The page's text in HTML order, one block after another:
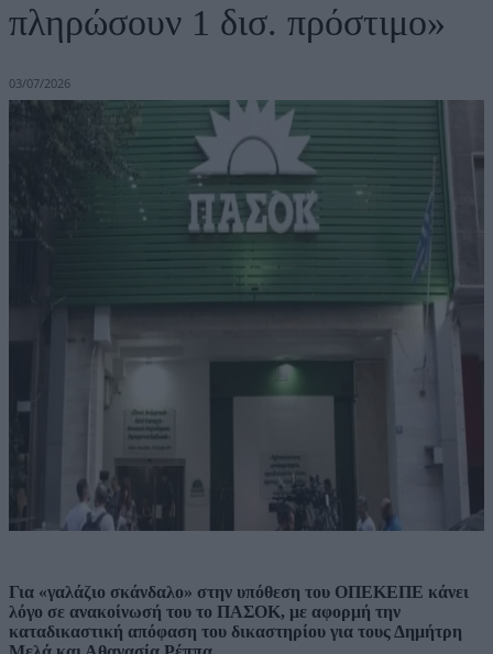
πληρώσουν 1 δισ. πρόστιμο»
03/07/2026
Για «γαλάζιο σκάνδαλο» στην υπόθεση του ΟΠΕΚΕΠΕ κάνει
λόγο σε ανακοίνωσή του το ΠΑΣΟΚ, με αφορμή την
καταδικαστική απόφαση του δικαστηρίου για τους Δημήτρη